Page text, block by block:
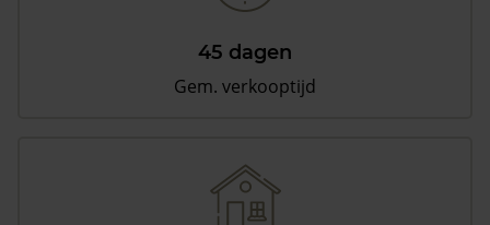
45 dagen
Gem. verkooptijd